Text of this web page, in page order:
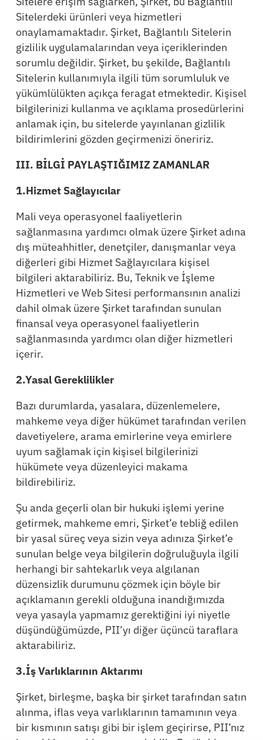
Sitelerdeki ürünleri veya hizmetleri
onaylamamaktadır. Şirket, Bağlantılı Sitelerin
gizlilik uygulamalarından veya içeriklerinden
sorumlu değildir. Şirket, bu şekilde, Bağlantılı
Sitelerin kullanımıyla ilgili tüm sorumluluk ve
yükümlülükten açıkça feragat etmektedir. Kişisel
bilgilerinizi kullanma ve açıklama prosedürlerini
anlamak için, bu sitelerde yayınlanan gizlilik
bildirimlerini gözden geçirmenizi öneririz.
III. BİLGİ PAYLAŞTIĞIMIZ ZAMANLAR
1.Hizmet Sağlayıcılar
Mali veya operasyonel faaliyetlerin
sağlanmasına yardımcı olmak üzere Şirket adına
dış müteahhitler, denetçiler, danışmanlar veya
diğerleri gibi Hizmet Sağlayıcılara kişisel
bilgileri aktarabiliriz. Bu, Teknik ve İşleme
Hizmetleri ve Web Sitesi performansının analizi
dahil olmak üzere Şirket tarafından sunulan
finansal veya operasyonel faaliyetlerin
sağlanmasında yardımcı olan diğer hizmetleri
içerir.
2.Yasal Gereklilikler
Bazı durumlarda, yasalara, düzenlemelere,
mahkeme veya diğer hükümet tarafından verilen
davetiyelere, arama emirlerine veya emirlere
uyum sağlamak için kişisel bilgilerinizi
hükümete veya düzenleyici makama
bildirebiliriz.
Şu anda geçerli olan bir hukuki işlemi yerine
getirmek, mahkeme emri, Şirket’e tebliğ edilen
bir yasal süreç veya sizin veya adınıza Şirket’e
sunulan belge veya bilgilerin doğruluğuyla ilgili
herhangi bir sahtekarlık veya algılanan
düzensizlik durumunu çözmek için böyle bir
açıklamanın gerekli olduğuna inandığımızda
veya yasayla yapmamız gerektiğini iyi niyetle
düşündüğümüzde, PII’yı diğer üçüncü taraflara
aktarabiliriz.
3.İş Varlıklarının Aktarımı
Şirket, birleşme, başka bir şirket tarafından satın
alınma, iflas veya varlıklarının tamamının veya
bir kısmının satışı gibi bir işlem geçirirse, PII’nız